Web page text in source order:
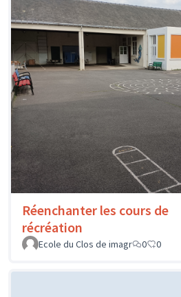
Réenchanter les cours de
récréation
Ecole du Clos de imagr
0 0